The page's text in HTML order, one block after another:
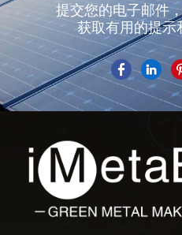
提交您的电子邮件
获取有用的提示